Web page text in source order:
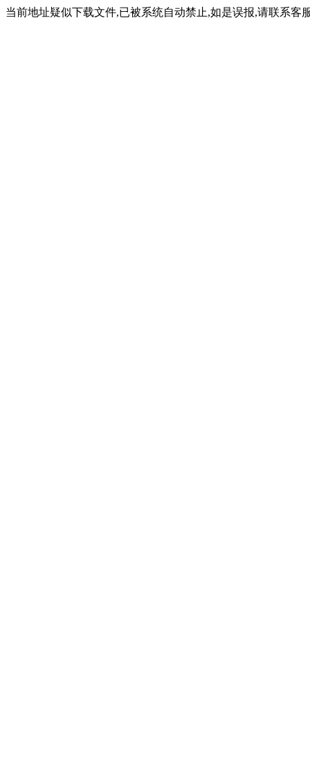
当前地址疑似下载文件,已被系统自动禁止,如是误报,请联系客